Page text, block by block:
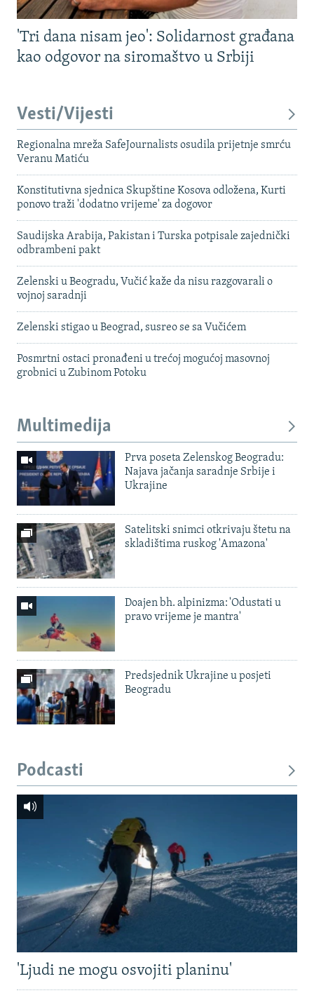
'Tri dana nisam jeo': Solidarnost građana
kao odgovor na siromaštvo u Srbiji
Vesti/Vijesti
Regionalna mreža SafeJournalists osudila prijetnje smrću
Veranu Matiću
Konstitutivna sjednica Skupštine Kosova odložena, Kurti
ponovo traži 'dodatno vrijeme' za dogovor
Saudijska Arabija, Pakistan i Turska potpisale zajednički
odbrambeni pakt
Zelenski u Beogradu, Vučić kaže da nisu razgovarali o
vojnoj saradnji
Zelenski stigao u Beograd, susreo se sa Vučićem
Posmrtni ostaci pronađeni u trećoj mogućoj masovnoj
grobnici u Zubinom Potoku
Multimedija
Prva poseta Zelenskog Beogradu:
Najava jačanja saradnje Srbije i
Ukrajine
Satelitski snimci otkrivaju štetu na
skladištima ruskog 'Amazona'
Doajen bh. alpinizma: 'Odustati u
pravo vrijeme je mantra'
Predsjednik Ukrajine u posjeti
Beogradu
Podcasti
'Ljudi ne mogu osvojiti planinu'